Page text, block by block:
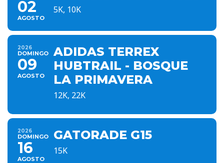
02
AGOSTO
5K, 10K
2026
DOMINGO
09
AGOSTO
ADIDAS TERREX
HUBTRAIL - BOSQUE
LA PRIMAVERA
12K, 22K
2026
DOMINGO
16
AGOSTO
GATORADE G15
15K